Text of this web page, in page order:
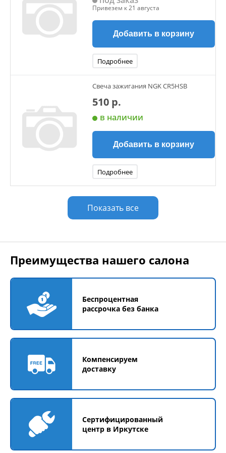
Привезем к 21 августа
Добавить в корзину
Подробнее
Свеча зажигания NGK CR5HSB
510 р.
в наличии
Добавить в корзину
Подробнее
Показать все
Преимущества нашего салона
Беспроцентная
рассрочка без банка
Компенсируем
доставку
Сертифицированный
центр в Иркутске